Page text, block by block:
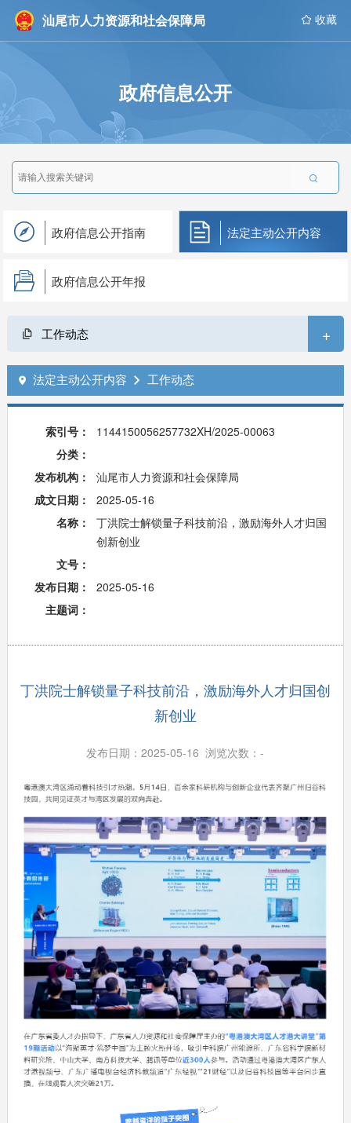
汕尾市人力资源和社会保障局  收藏
政府信息公开

政府信息公开指南 法定主动公开内容
政府信息公开年报
工作动态 +
 法定主动公开内容  工作动态
索引号：
1144150056257732XH/2025-00063
分类：
发布机构：
汕尾市人力资源和社会保障局
成文日期：
2025-05-16
名称：
丁洪院士解锁量子科技前沿，激励海外人才归国
创新创业
文号：
发布日期：
2025-05-16
主题词：
丁洪院士解锁量子科技前沿，激励海外人才归国创
新创业
发布日期：2025-05-16 浏览次数：-